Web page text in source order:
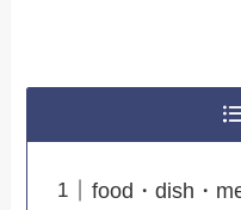
food・dish・